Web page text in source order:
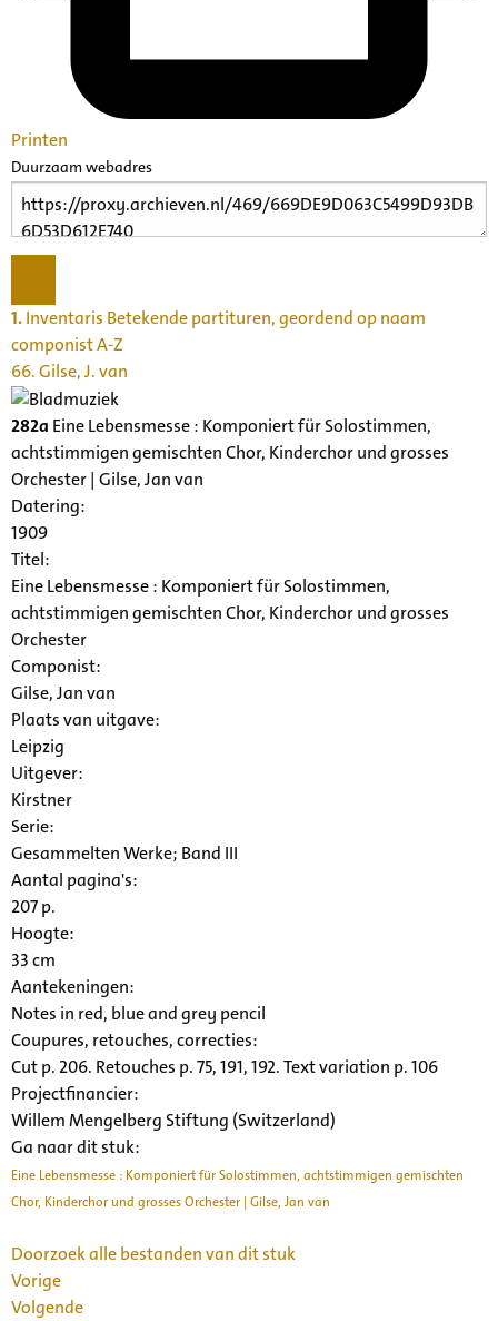
Printen
Duurzaam webadres
1.Inventaris Betekende partituren, geordend op naam
componist A-Z
66. Gilse, J. van
282a Eine Lebensmesse : Komponiert für Solostimmen,
achtstimmigen gemischten Chor, Kinderchor und grosses
Orchester | Gilse, Jan van
Datering:
1909
Titel:
Eine Lebensmesse : Komponiert für Solostimmen,
achtstimmigen gemischten Chor, Kinderchor und grosses
Orchester
Componist:
Gilse, Jan van
Plaats van uitgave:
Leipzig
Uitgever:
Kirstner
Serie:
Gesammelten Werke; Band III
Aantal pagina's:
207 p.
Hoogte:
33 cm
Aantekeningen:
Notes in red, blue and grey pencil
Coupures, retouches, correcties:
Cut p. 206. Retouches p. 75, 191, 192. Text variation p. 106
Projectfinancier:
Willem Mengelberg Stiftung (Switzerland)
Ga naar dit stuk:
Eine Lebensmesse : Komponiert für Solostimmen, achtstimmigen gemischten
Chor, Kinderchor und grosses Orchester | Gilse, Jan van
Doorzoek alle bestanden van dit stuk
Vorige
Volgende